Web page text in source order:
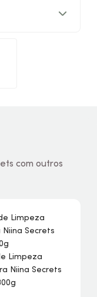
com outros
Limpeza
Niina Secrets